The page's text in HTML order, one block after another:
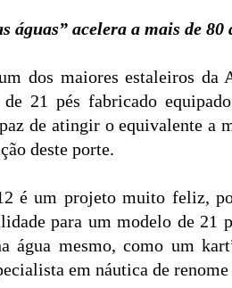
águas” acelera a mais de
dos maiores estaleiros da
21 pés fabricado
de atingir o equivalente a
deste porte.
é um projeto muito feliz,
para um modelo de 21
água mesmo, como um
em náutica de